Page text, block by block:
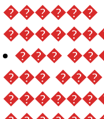
������
���
���